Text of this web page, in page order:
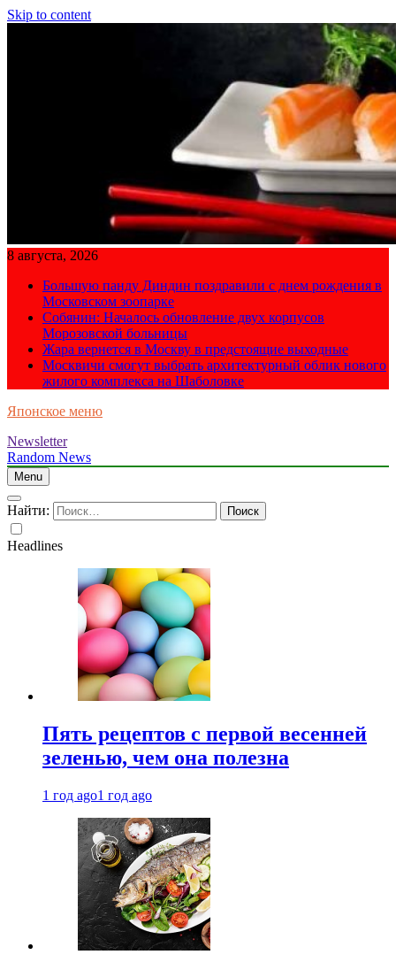
Skip to content
8 августа, 2026
Большую панду Диндин поздравили с днем рождения в
Московском зоопарке
Собянин: Началось обновление двух корпусов
Морозовской больницы
Жара вернется в Москву в предстоящие выходные
Москвичи смогут выбрать архитектурный облик нового
жилого комплекса на Шаболовке
Японское меню
Newsletter
Random News
Menu
Найти:
Headlines
Пять рецептов с первой весенней
зеленью, чем она полезна
1 год ago1 год ago